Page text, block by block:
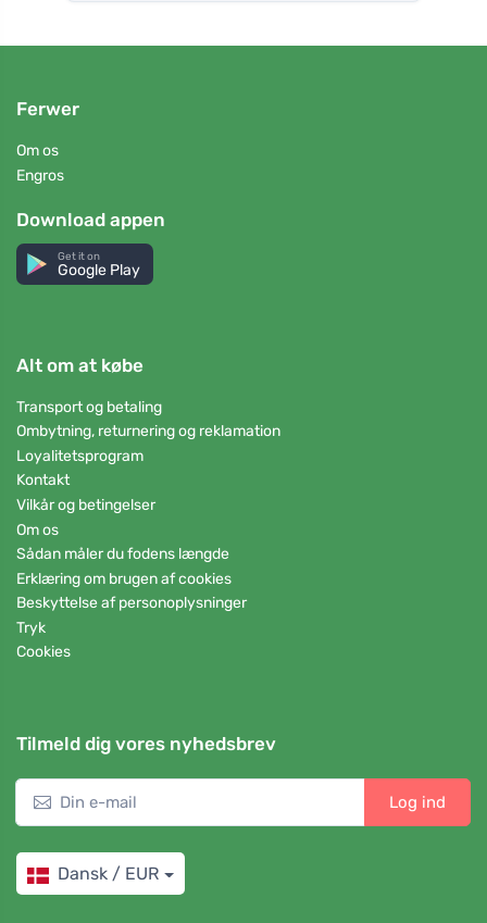
Ferwer
Om os
Engros
Download appen
Get it on
Google Play
Alt om at købe
Transport og betaling
Ombytning, returnering og reklamation
Loyalitetsprogram
Kontakt
Vilkår og betingelser
Om os
Sådan måler du fodens længde
Erklæring om brugen af cookies
Beskyttelse af personoplysninger
Tryk
Cookies
Tilmeld dig vores nyhedsbrev
Log ind
Dansk / EUR